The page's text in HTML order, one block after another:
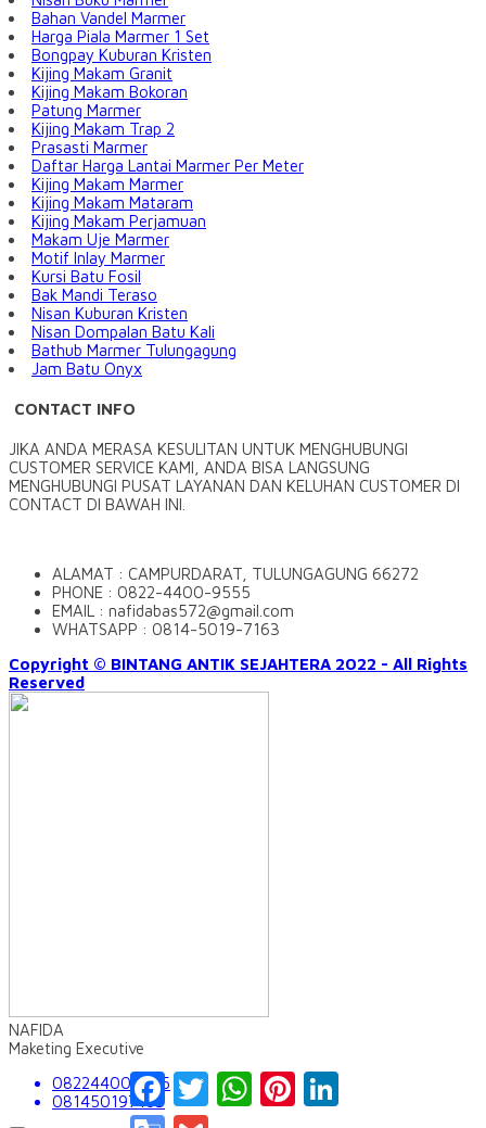
Bahan Vandel Marmer
Harga Piala Marmer 1 Set
Bongpay Kuburan Kristen
Kijing Makam Granit
Kijing Makam Bokoran
Patung Marmer
Kijing Makam Trap 2
Prasasti Marmer
Daftar Harga Lantai Marmer Per Meter
Kijing Makam Marmer
Kijing Makam Mataram
Kijing Makam Perjamuan
Makam Uje Marmer
Motif Inlay Marmer
Kursi Batu Fosil
Bak Mandi Teraso
Nisan Kuburan Kristen
Nisan Dompalan Batu Kali
Bathub Marmer Tulungagung
Jam Batu Onyx
CONTACT INFO
JIKA ANDA MERASA KESULITAN UNTUK MENGHUBUNGI
CUSTOMER SERVICE KAMI, ANDA BISA LANGSUNG
MENGHUBUNGI PUSAT LAYANAN DAN KELUHAN CUSTOMER DI
CONTACT DI BAWAH INI.
ALAMAT : CAMPURDARAT, TULUNGAGUNG 66272
PHONE : 0822-4400-9555
EMAIL : nafidabas572@gmail.com
WHATSAPP : 0814-5019-7163
Copyright © BINTANG ANTIK SEJAHTERA 2022 - All Rights
Reserved
NAFIDA
Maketing Executive
082244009555
081450197163
FacebookTwitterWhatsAppPinterest
Google